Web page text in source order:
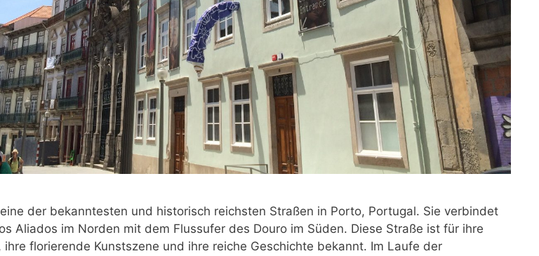
der bekanntesten und historisch reichsten Straßen in Porto, Portugal. Sie verbindet
Aliados im Norden mit dem Flussufer des Douro im Süden. Diese Straße ist für ihre
ihre florierende Kunstszene und ihre reiche Geschichte bekannt. Im Laufe der